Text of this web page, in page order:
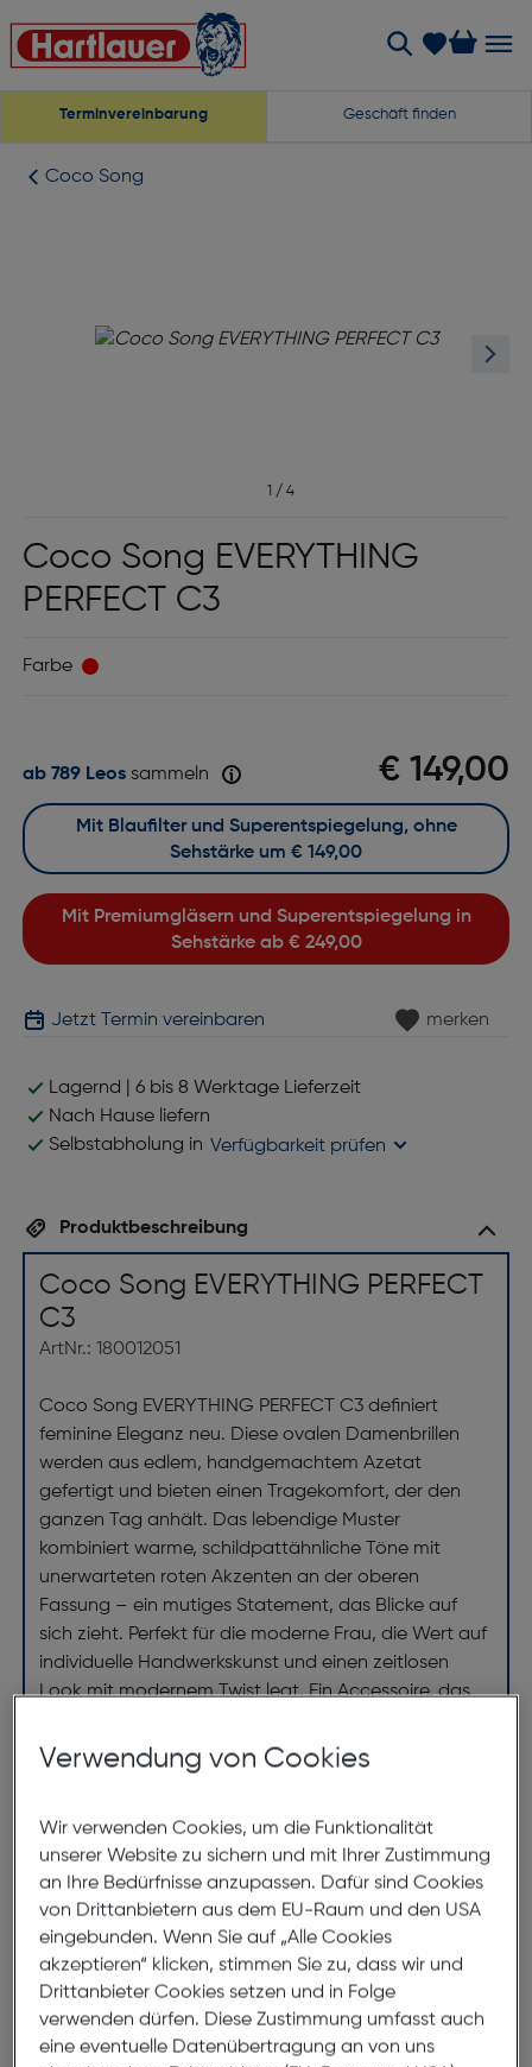
Terminvereinbarung Geschäft finden
Coco Song
1 / 4
Coco Song EVERYTHING
PERFECT C3
Farbe
€ 149,00
ab 789 Leossammeln
Mit Premiumgläsern und Superentspiegelung in
Sehstärke ab € 249,00
Mit Blaufilter und Superentspiegelung, ohne
Sehstärke um € 149,00
Jetzt Termin vereinbaren merken
Lagernd | 6 bis 8 Werktage Lieferzeit
Nach Hause liefern
Selbstabholung in Verfügbarkeit prüfen
Produktbeschreibung
Coco Song EVERYTHING PERFECT
C3
ArtNr.: 180012051
Coco Song EVERYTHING PERFECT C3 definiert
feminine Eleganz neu. Diese ovalen Damenbrillen
werden aus edlem, handgemachtem Azetat
gefertigt und bieten einen Tragekomfort, der den
ganzen Tag anhält. Das lebendige Muster
kombiniert warme, schildpattähnliche Töne mit
unerwarteten roten Akzenten an der oberen
Fassung – ein mutiges Statement, das Blicke auf
sich zieht. Perfekt für die moderne Frau, die Wert auf
individuelle Handwerkskunst und einen zeitlosen
Look mit modernem Twist legt. Ein Accessoire, das
Brillenbreite:131mm
Steg:18mm
Glasbreite:51mm
Bügellänge:
140mm
(individuell ausrichtbar)
Verwendung von Cookies
Wir verwenden Cookies, um die Funktionalität
unserer Website zu sichern und mit Ihrer Zustimmung
an Ihre Bedürfnisse anzupassen. Dafür sind Cookies
von Drittanbietern aus dem EU-Raum und den USA
eingebunden. Wenn Sie auf „Alle Cookies
akzeptieren“ klicken, stimmen Sie zu, dass wir und
Drittanbieter Cookies setzen und in Folge
verwenden dürfen. Diese Zustimmung umfasst auch
eine eventuelle Datenübertragung an von uns